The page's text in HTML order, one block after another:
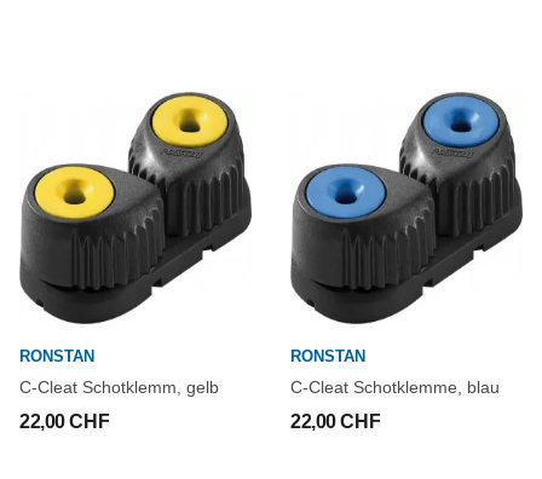
RONSTAN
C-Cleat Schotklemm, gelb
22,00 CHF
RONSTAN
C-Cleat Schotklemme, blau
22,00 CHF